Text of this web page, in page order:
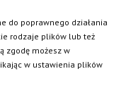
do poprawnego działania
rodzaje plików lub też
zgodę możesz w
w ustawienia plików